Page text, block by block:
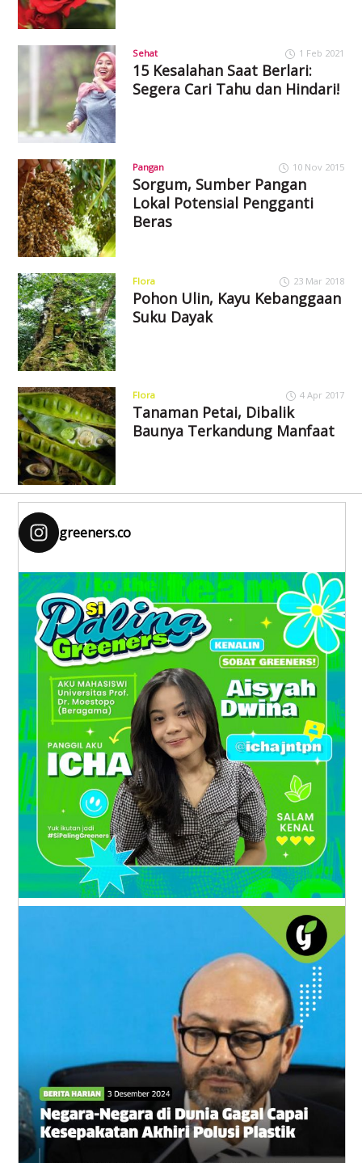
Sehat 1 Feb 2021
15 Kesalahan Saat Berlari:
Segera Cari Tahu dan Hindari!
Pangan 10 Nov 2015
Sorgum, Sumber Pangan
Lokal Potensial Pengganti
Beras
Flora 23 Mar 2018
Pohon Ulin, Kayu Kebanggaan
Suku Dayak
Flora 4 Apr 2017
Tanaman Petai, Dibalik
Baunya Terkandung Manfaat
greeners.co